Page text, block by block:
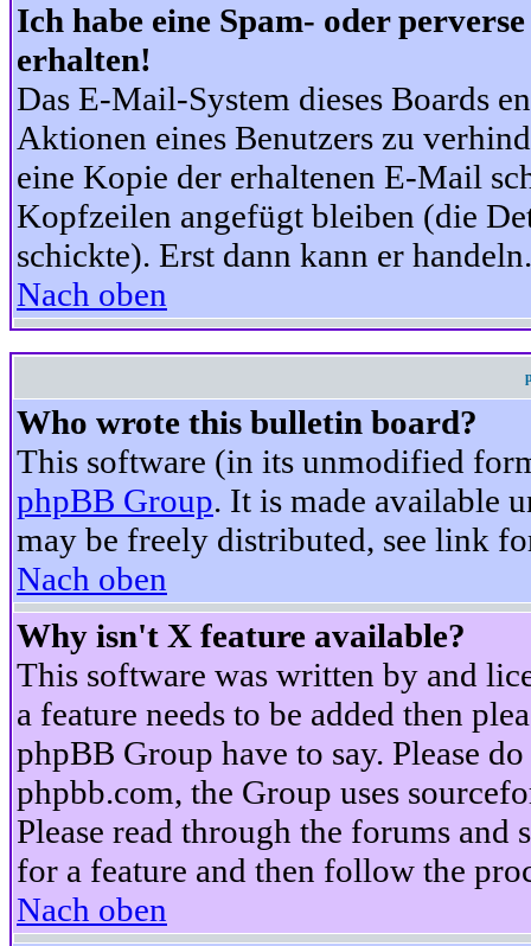
Ich habe eine Spam- oder
erhalten!
Das E-Mail-System dieses Boards
Aktionen eines Benutzers zu
eine Kopie der erhaltenen E-Mail
Kopfzeilen angefügt bleiben (die
schickte). Erst dann kann er handeln.
Nach oben
Who wrote this bulletin board?
This software (in its unmodified
phpBB Group. It is made available
may be freely distributed, see link
Nach oben
Why isn't X feature available?
This software was written by and
a feature needs to be added then
phpBB Group have to say. Please
phpbb.com, the Group uses
Please read through the forums
for a feature and then follow the
Nach oben